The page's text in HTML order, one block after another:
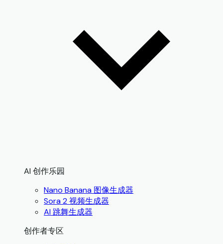
AI 创作乐园
Nano Banana 图像生成器
Sora 2 视频生成器
AI 跳舞生成器
创作者专区